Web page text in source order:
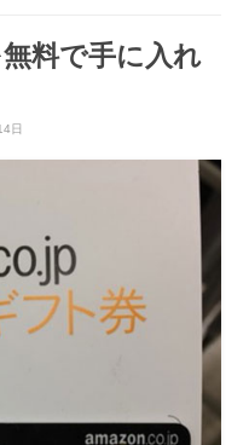
料で手に入れ
日